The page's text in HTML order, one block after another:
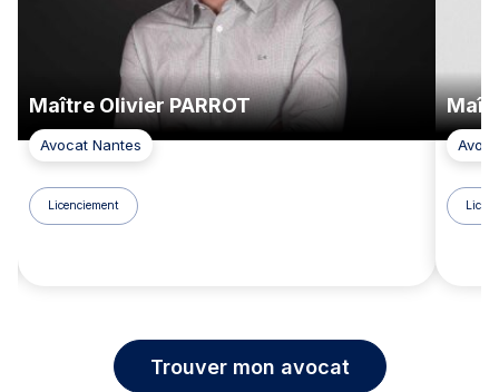
Maître Olivier PARROT
Avocat Nantes
Licenciement
Trouver mon avocat